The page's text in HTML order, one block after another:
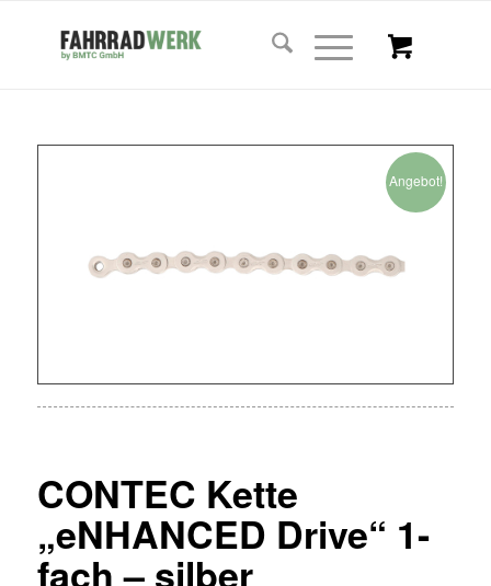
Angebot!
CONTEC Kette
„eNHANCED Drive“ 1-
fach – silber